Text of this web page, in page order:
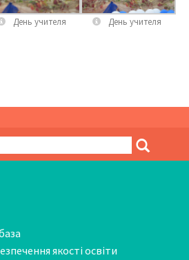
День учителя День учителя
якості освіти